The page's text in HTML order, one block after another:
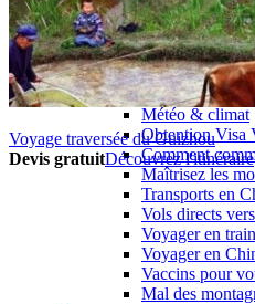
La Chine vue
Visiter la Chine
Les langues en
Préparer son voyage
Notre sélection
Météo & climat
Obtention Visa
Comment
Maîtrisez les
Transports en
Vols directs
Voyager en train
Voyager en
Vaccins pour
Mal des
Voyage traversée du Guizhou
Devis gratuitDécouvrez l'itinéraire